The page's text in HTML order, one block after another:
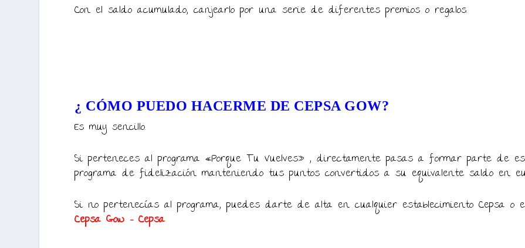
Con el saldo acumulado, canjearlo por una serie de diferentes premios o regalos.
¿ CÓMO PUEDO HACERME DE CEPSA GOW?
Es muy sencillo.
Si perteneces al programa «Porque Tu Vuelves» , directamente pasas a formar parte de
programa de fidelización manteniendo tus puntos convertidos a su equivalente saldo en
Si no pertenecías al programa, puedes darte de alta en cualquier establecimiento Cepsa o
Cepsa Gow – Cepsa